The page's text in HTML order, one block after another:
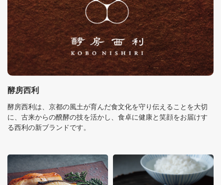
酵房西利
酵房西利は、京都の風土が育んだ食文化を守り伝えることを大切
に、古来からの醗酵の技を活かし、食卓に健康と笑顔をお届けす
る西利の新ブランドです。